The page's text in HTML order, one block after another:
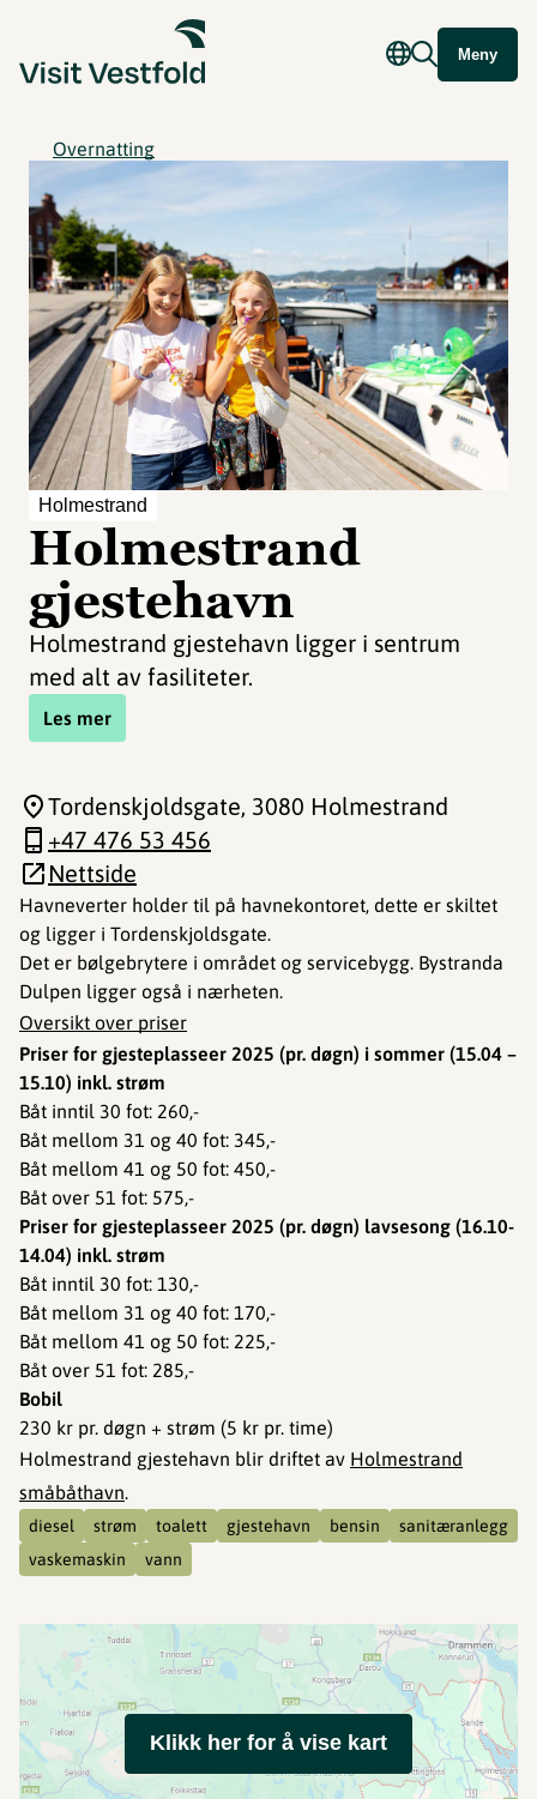
Meny
Overnatting
Holmestrand
Holmestrand
gjestehavn
Holmestrand gjestehavn ligger i sentrum
med alt av fasiliteter.
Les mer
Havneverter holder til på havnekontoret, dette er skiltet
og ligger i Tordenskjoldsgate.
Det er bølgebrytere i området og servicebygg. Bystranda
Dulpen ligger også i nærheten.
Oversikt over priser
Priser for gjesteplasseer 2025 (pr. døgn) i sommer (15.04 –
15.10) inkl. strøm
Båt inntil 30 fot: 260,-
Båt mellom 31 og 40 fot: 345,-
Båt mellom 41 og 50 fot: 450,-
Båt over 51 fot: 575,-
Priser for gjesteplasseer 2025 (pr. døgn) lavsesong (16.10-
14.04) inkl. strøm
Båt inntil 30 fot: 130,-
Båt mellom 31 og 40 fot: 170,-
Båt mellom 41 og 50 fot: 225,-
Båt over 51 fot: 285,-
Bobil
230 kr pr. døgn + strøm (5 kr pr. time)
Holmestrand gjestehavn blir driftet av Holmestrand
småbåthavn.
diesel strøm toalett gjestehavn bensin
sanitæranlegg
vaskemaskin
vann
Tordenskjoldsgate, 3080 Holmestrand
+47 476 53 456
Nettside
Klikk her for å vise kart